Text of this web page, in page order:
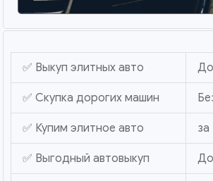
✅ Выкуп элитных авто
✅ Скупка дорогих машин
✅ Купим элитное авто за
✅ Выгодный автовыкуп